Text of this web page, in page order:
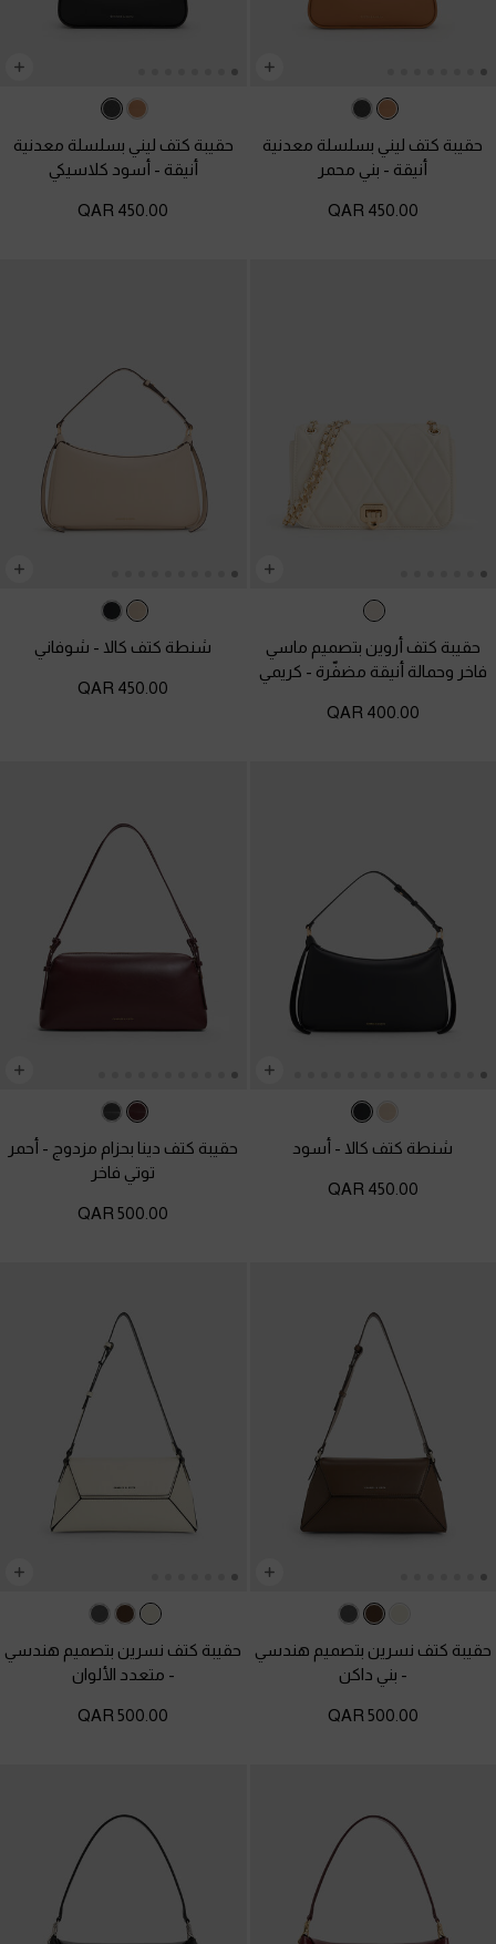
حقيبة كتف ليني بسلسلة معدنية
أنيقة - بني محمر
450.00 QAR
حقيبة كتف ليني بسلسلة معدنية
أنيقة - أسود كلاسيكي
450.00 QAR
حقيبة كتف أروين بتصميم ماسي
فاخر وحمالة أنيقة مضفّرة - كريمي
400.00 QAR
شنطة كتف كالا - شوفاني
450.00 QAR
شنطة كتف كالا - أسود
450.00 QAR
حقيبة كتف دينا بحزام مزدوج - أحمر
توتي فاخر
500.00 QAR
حقيبة كتف نسرين بتصميم هندسي
- بني داكن
500.00 QAR
حقيبة كتف نسرين بتصميم هندسي
- متعدد الألوان
500.00 QAR